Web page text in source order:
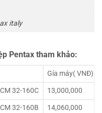
italy
Pentax tham khảo:
Gía máy( VNĐ)
32-160C
13,000,000
32-160B
14,060,000